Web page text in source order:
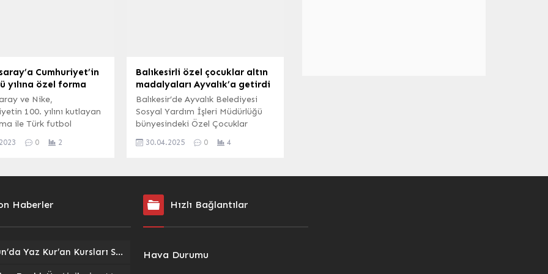
Cumhuriyet’in
yılına özel forma
ve Nike,
100. yılını kutlayan
ile Türk futbol
İSTANBUL (İGFA) –
forma, Galatasaray
1923 yılında
bugüne
el
0 2
Balıkesirli özel çocuklar altın
madalyaları Ayvalık’a getirdi
Balıkesir’de Ayvalık Belediyesi
Sosyal Yardım İşleri Müdürlüğü
bünyesindeki Özel Çocuklar
basketbol takımı, Dilek
(TÖSSED) tarafından düzenlenen
Özel Olimpiyatlar Türkiye
30.04.2025 0 4
Haberler
Giresun’da Yaz Kur’an Kursları Sokak Oyunlarıyla Şenlendi: Gelenekler Yeniden Canlandı
Hızlı Bağlantılar
Hava Durumu